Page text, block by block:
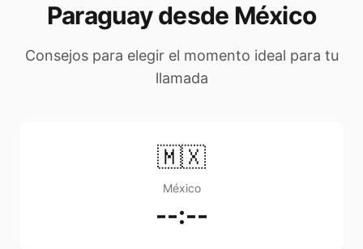
Paraguay desde México
Consejos para elegir el momento ideal para tu
llamada
🇲🇽
México
--:--